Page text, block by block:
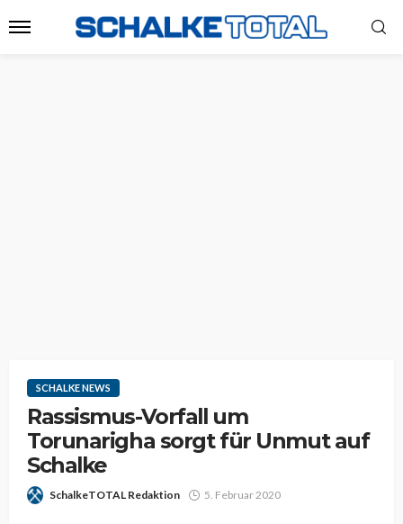
SCHALKE NEWS
Rassismus-Vorfall um
Torunarigha sorgt für Unmut auf
Schalke
SchalkeTOTAL Redaktion 5. Februar 2020